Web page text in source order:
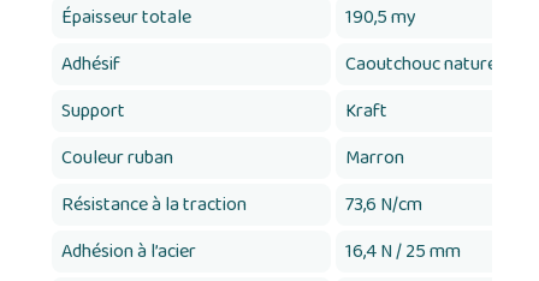
Épaisseur totale
190,5 my
Adhésif
Caoutchouc naturel /
Support
Kraft
Couleur ruban
Marron
Résistance à la traction
73,6 N/cm
Adhésion à l’acier
16,4 N / 25 mm